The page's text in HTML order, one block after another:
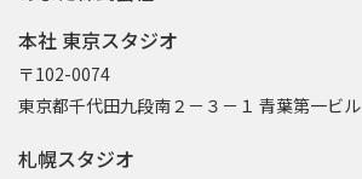
本社 東京スタジオ
〒102-0074
東京都千代田九段南２－３－１ 青葉第一ビル
札幌スタジオ